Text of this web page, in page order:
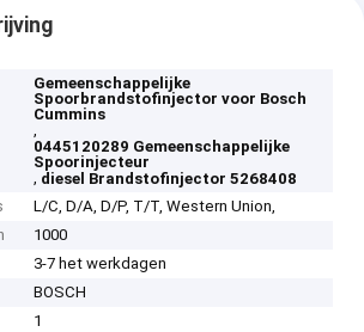
Gemeenschappelijke
Spoorbrandstofinjector voor Bosch
Cummins
,
0445120289 Gemeenschappelijke
Spoorinjecteur
, diesel Brandstofinjector 5268408
L/C, D/A, D/P, T/T, Western Union,
1000
3-7 het werkdagen
BOSCH
1